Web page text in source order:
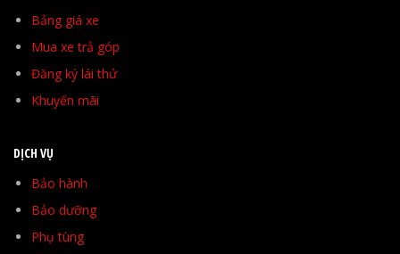
Bảng giá xe
Mua xe trả góp
Đăng ký lái thử
Khuyến mãi
DỊCH VỤ
Bảo hành
Bảo dưỡng
Phụ tùng